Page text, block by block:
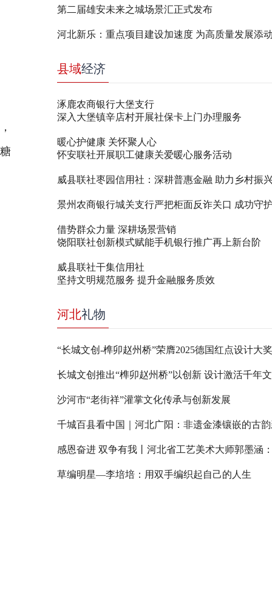
第二届雄安未来之城场景汇正式发布
河北新乐：重点项目建设加速度 为高质量发展添
县域经济
涿鹿农商银行大堡支行
深入大堡镇辛店村开展社保卡上门办理服务
暖心护健康 关怀聚人心
怀安联社开展职工健康关爱暖心服务活动
威县联社枣园信用社：深耕普惠金融 助力乡村振
借势群众力量 深耕场景营销
饶阳联社创新模式赋能手机银行推广再上新台阶
威县联社干集信用社
坚持文明规范服务 提升金融服务质效
河北礼物
“长城文创-榫卯赵州桥”荣膺2025德国红点设计大奖
长城文创推出“榫卯赵州桥”以创新 设计激活千年
沙河市“老街祥”灌掌文化传承与创新发展
千城百县看中国｜河北广阳：非遗金漆镶嵌的古
草编明星—李培培：用双手编织起自己的人生